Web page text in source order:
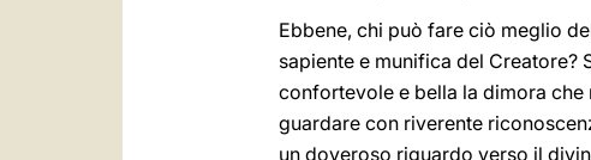
Ebbene, chi può fare ciò meglio
sapiente e munifica del Creatore?
confortevole e bella la dimora che
guardare con riverente
un doveroso riguardo verso il